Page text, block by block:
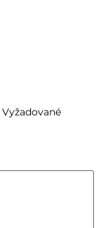
Vyžadované